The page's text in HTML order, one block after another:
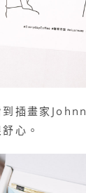
插畫家
心。